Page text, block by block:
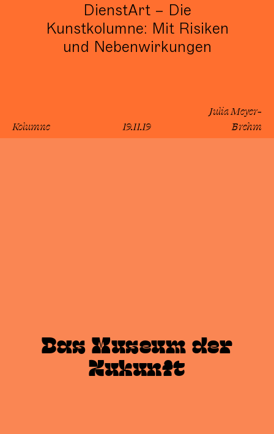
DienstArt – Die
Kunstkolumne: Mit Risiken
und Nebenwirkungen
Kolumne 19.11.19
Julia Meyer-
Brehm
Das Museum der
Zukunft